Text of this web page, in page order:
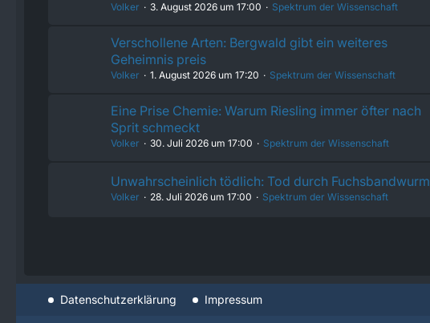
Volker 3. August 2026 um 17:00 Spektrum der Wissenschaft
Verschollene Arten: Bergwald gibt ein weiteres
Geheimnis preis
Volker 1. August 2026 um 17:20 Spektrum der Wissenschaft
Eine Prise Chemie: Warum Riesling immer öfter nach
Sprit schmeckt
Volker 30. Juli 2026 um 17:00 Spektrum der Wissenschaft
Unwahrscheinlich tödlich: Tod durch Fuchsbandwurm
Volker 28. Juli 2026 um 17:00 Spektrum der Wissenschaft
Datenschutzerklärung Impressum